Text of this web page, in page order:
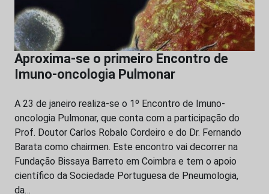
Aproxima-se o primeiro Encontro de
Imuno-oncologia Pulmonar
A 23 de janeiro realiza-se o 1º Encontro de Imuno-
oncologia Pulmonar, que conta com a participação do
Prof. Doutor Carlos Robalo Cordeiro e do Dr. Fernando
Barata como chairmen. Este encontro vai decorrer na
Fundação Bissaya Barreto em Coimbra e tem o apoio
científico da Sociedade Portuguesa de Pneumologia,
da…